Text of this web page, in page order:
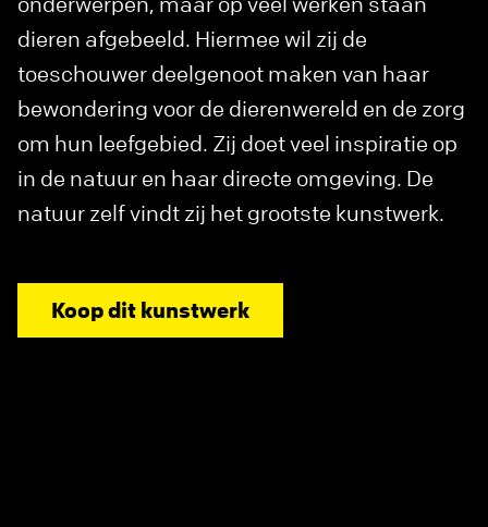
dieren afgebeeld. Hiermee wil zij de
toeschouwer deelgenoot maken van haar
bewondering voor de dierenwereld en de zorg
om hun leefgebied. Zij doet veel inspiratie op
in de natuur en haar directe omgeving. De
natuur zelf vindt zij het grootste kunstwerk.
Koop dit kunstwerk